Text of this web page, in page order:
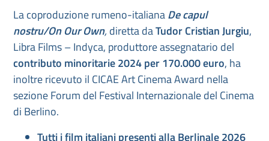
La coproduzione rumeno-italianaDe capul
nostru/On Our Own,diretta daTudor Cristian Jurgiu,
Libra Films – Indyca, produttore assegnatario del
contributo minoritarie 2024 per 170.000 euro, ha
inoltre ricevuto il CICAE Art Cinema Award nella
sezione Forum del Festival Internazionale del Cinema
di Berlino.
Tutti i film italiani presenti alla Berlinale 2026